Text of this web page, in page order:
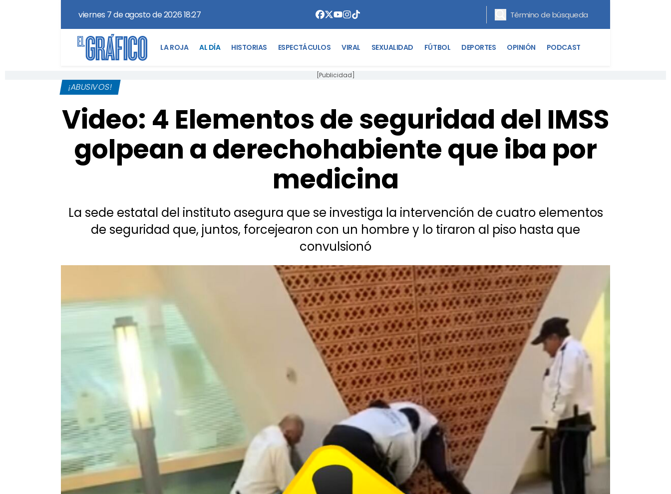
viernes 7 de agosto de 2026 18:27
LA ROJA AL DÍA HISTORIAS ESPECTÁCULOS VIRAL SEXUALIDAD FÚTBOL DEPORTES OPINIÓN PODCAST
[Publicidad]
¡ABUSIVOS!
Video: 4 Elementos de seguridad del IMSS
golpean a derechohabiente que iba por
medicina
La sede estatal del instituto asegura que se investiga la intervención de cuatro elementos
de seguridad que, juntos, forcejearon con un hombre y lo tiraron al piso hasta que
convulsionó